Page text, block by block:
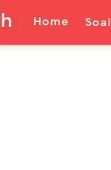
Home Soal